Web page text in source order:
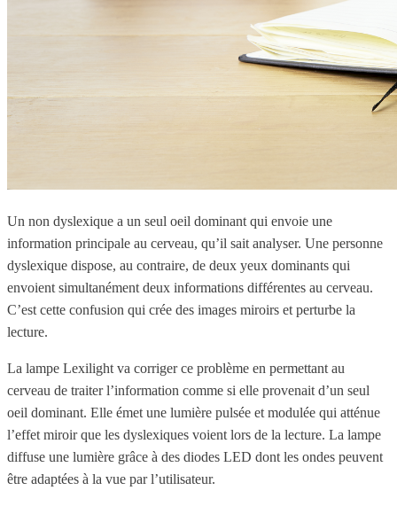
Un non dyslexique a un seul oeil dominant qui envoie une
information principale au cerveau, qu’il sait analyser. Une personne
dyslexique dispose, au contraire, de deux yeux dominants qui
envoient simultanément deux informations différentes au cerveau.
C’est cette confusion qui crée des images miroirs et perturbe la
lecture.
La lampe Lexilight va corriger ce problème en permettant au
cerveau de traiter l’information comme si elle provenait d’un seul
oeil dominant. Elle émet une lumière pulsée et modulée qui atténue
l’effet miroir que les dyslexiques voient lors de la lecture. La lampe
diffuse une lumière grâce à des diodes LED dont les ondes peuvent
être adaptées à la vue par l’utilisateur.